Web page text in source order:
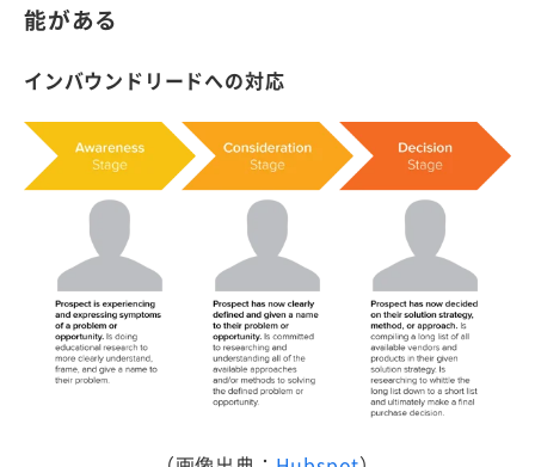
能がある
インバウンドリードへの対応